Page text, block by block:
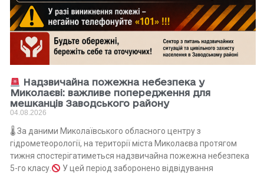
Надзвичайна пожежна небезпека у
Миколаєві: важливе попередження для
мешканців Заводського району
04.08.2026
🌡 За даними Миколаївського обласного центру з
гідрометеорології, на території міста Миколаєва протягом
тижня спостерігатиметься надзвичайна пожежна небезпека
5-го класу.
У цей період заборонено відвідування